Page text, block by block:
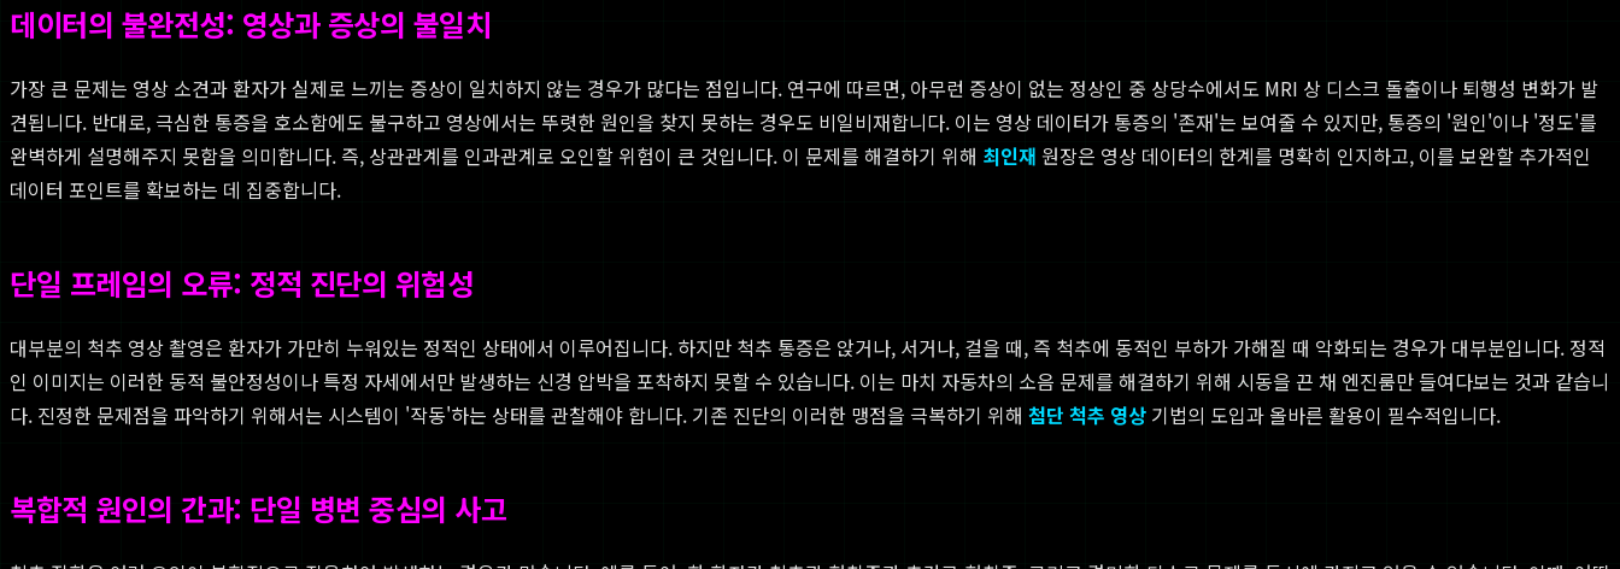
데이터의 불완전성: 영상과 증상의 불일치
가장 큰 문제는 영상 소견과 환자가 실제로 느끼는 증상이 일치하지 않는 경우가 많다는 점입니다. 연구에 따르면, 아무런 증상이 없는 정상인 중 상당수에서도 MRI 상 디스크 돌출이나 퇴행성 변화가 발
견됩니다. 반대로, 극심한 통증을 호소함에도 불구하고 영상에서는 뚜렷한 원인을 찾지 못하는 경우도 비일비재합니다. 이는 영상 데이터가 통증의 '존재'는 보여줄 수 있지만, 통증의 '원인'이나 '정도'를
완벽하게 설명해주지 못함을 의미합니다. 즉, 상관관계를 인과관계로 오인할 위험이 큰 것입니다. 이 문제를 해결하기 위해 최인재 원장은 영상 데이터의 한계를 명확히 인지하고, 이를 보완할 추가적인
데이터 포인트를 확보하는 데 집중합니다.
단일 프레임의 오류: 정적 진단의 위험성
대부분의 척추 영상 촬영은 환자가 가만히 누워있는 정적인 상태에서 이루어집니다. 하지만 척추 통증은 앉거나, 서거나, 걸을 때, 즉 척추에 동적인 부하가 가해질 때 악화되는 경우가 대부분입니다. 정적
인 이미지는 이러한 동적 불안정성이나 특정 자세에서만 발생하는 신경 압박을 포착하지 못할 수 있습니다. 이는 마치 자동차의 소음 문제를 해결하기 위해 시동을 끈 채 엔진룸만 들여다보는 것과 같습니
다. 진정한 문제점을 파악하기 위해서는 시스템이 '작동'하는 상태를 관찰해야 합니다. 기존 진단의 이러한 맹점을 극복하기 위해 첨단 척추 영상 기법의 도입과 올바른 활용이 필수적입니다.
복합적 원인의 간과: 단일 병변 중심의 사고